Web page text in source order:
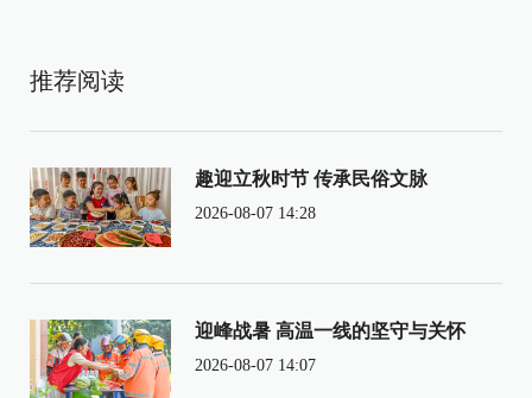
推荐阅读
趣迎立秋时节 传承民俗文脉
2026-08-07 14:28
迎峰战暑 高温一线的坚守与关怀
2026-08-07 14:07